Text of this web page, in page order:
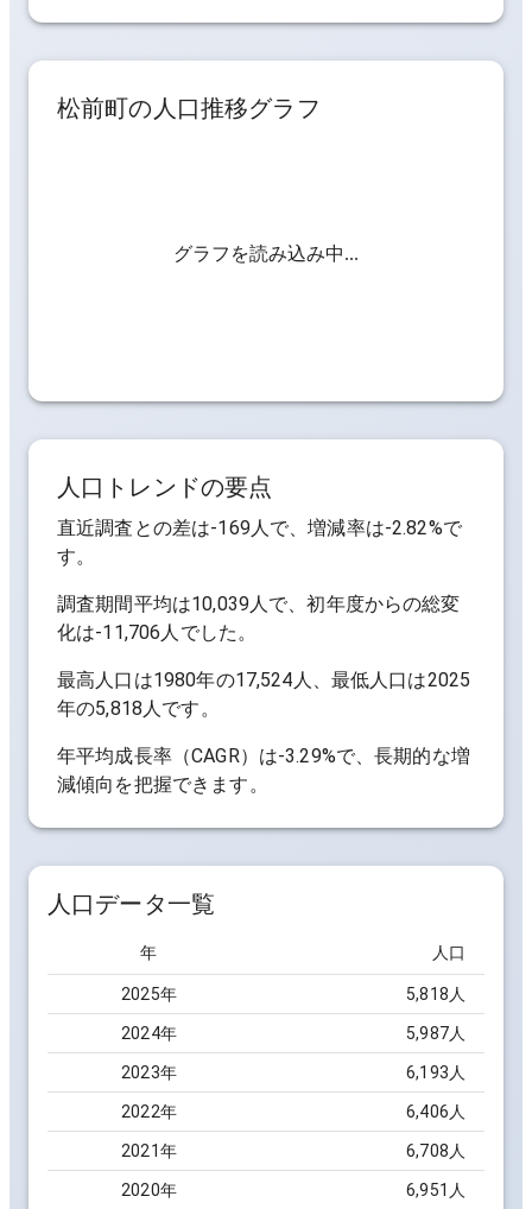
松前町の人口推移グラフ
グラフを読み込み中...
人口トレンドの要点
直近調査との差は-169人で、増減率は-2.82%で
す。
調査期間平均は10,039人で、初年度からの総変
化は-11,706人 でした。
最高人口は1980年の17,524人 、最低人口は2025
年の5,818人です。
年平均成長率（CAGR）は-3.29%で、長期的な増
減傾向を把握できます。
人口データ一覧
年 人口
2025年 5,818 人
2024年 5,987人
2023年 6,193 人
2022年 6,406 人
2021年 6,708 人
2020年 6,951 人